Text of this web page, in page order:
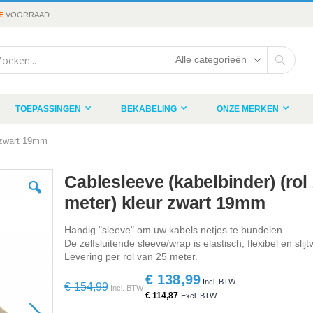
VOORRAAD
TOEPASSINGEN BEKABELING ONZE MERKEN
19mm
Cablesleeve (kabelbinder) (rol
meter) kleur zwart 19mm
Handig "sleeve" om uw kabels netjes te bundelen.
De zelfsluitende sleeve/wrap is elastisch, flexibel en
Levering per rol van 25 meter.
€ 154,99
Special
Price
€ 138,99
€ 114,87